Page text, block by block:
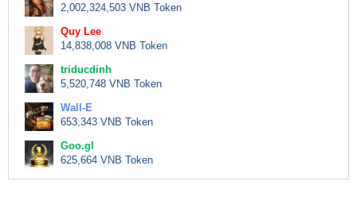
2,002,324,503 VNB Token
Quy Lee
14,838,008 VNB Token
triducdinh
5,520,748 VNB Token
Wall-E
653,343 VNB Token
Goo.gl
625,664 VNB Token